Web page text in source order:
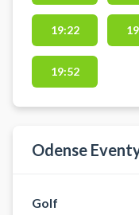
19:22
19:52
Odense
Golf